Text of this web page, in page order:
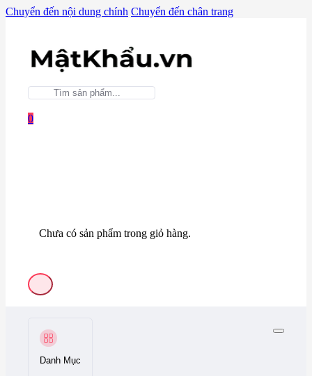
Chuyển đến nội dung chính Chuyển đến chân trang
0
Chưa có sản phẩm trong giỏ hàng.
Danh Mục